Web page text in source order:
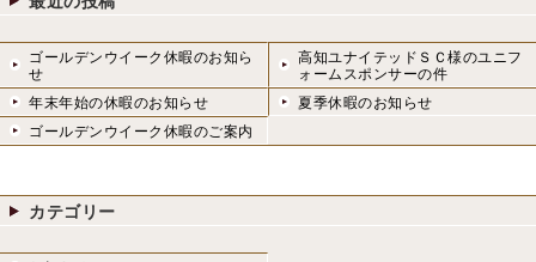
ゴールデンウイーク休暇のお知ら
せ
高知ユナイテッドＳＣ様のユニフ
ォームスポンサーの件
年末年始の休暇のお知らせ
夏季休暇のお知らせ
ゴールデンウイーク休暇のご案内
カテゴリー